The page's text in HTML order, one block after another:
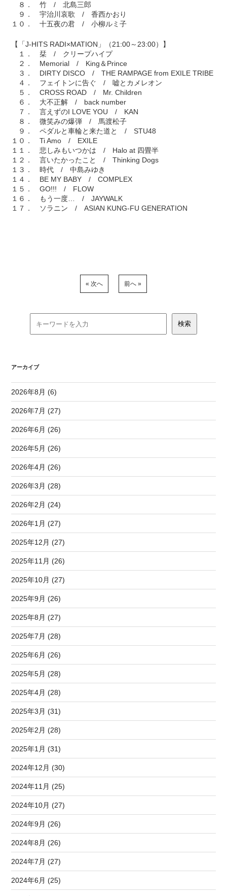
８． 竹 / 北島三郎
９． 宇治川哀歌 / 香西かおり
１０． 十五夜の君 / 小柳ルミ子
【「J-HITS RADI×MATION」（21:00～23:00）】
１． 栞 / クリープハイプ
２． Memorial / King＆Prince
３． DIRTY DISCO / THE RAMPAGE from EXILE TRIBE
４． フェイトンに告ぐ / 嘘とカメレオン
５． CROSS ROAD / Mr. Children
６． 大不正解 / back number
７． 言えずのI LOVE YOU / KAN
８． 微笑みの爆弾 / 馬渡松子
９． ペダルと車輪と来た道と / STU48
１０． Ti Amo / EXILE
１１． 悲しみもいつかは / Halo at 四畳半
１２． 言いたかったこと / Thinking Dogs
１３． 時代 / 中島みゆき
１４． BE MY BABY / COMPLEX
１５． GO!!! / FLOW
１６． もう一度… / JAYWALK
１７． ソラニン / ASIAN KUNG-FU GENERATION
« 次へ 前へ »
アーカイブ
2026年8月 (6)
2026年7月 (27)
2026年6月 (26)
2026年5月 (26)
2026年4月 (26)
2026年3月 (28)
2026年2月 (24)
2026年1月 (27)
2025年12月 (27)
2025年11月 (26)
2025年10月 (27)
2025年9月 (26)
2025年8月 (27)
2025年7月 (28)
2025年6月 (26)
2025年5月 (28)
2025年4月 (28)
2025年3月 (31)
2025年2月 (28)
2025年1月 (31)
2024年12月 (30)
2024年11月 (25)
2024年10月 (27)
2024年9月 (26)
2024年8月 (26)
2024年7月 (27)
2024年6月 (25)